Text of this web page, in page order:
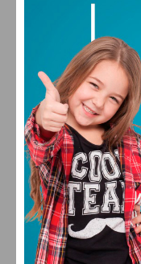
QUI
FARMACIAS
FERREIRA